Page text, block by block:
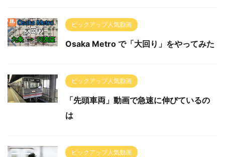
ピックアップ人気動画
Osaka Metro で「大回り」をやってみた
ピックアップ人気動画
「先頭車両」動画で急速に伸びているの
は
ピックアップ人気動画